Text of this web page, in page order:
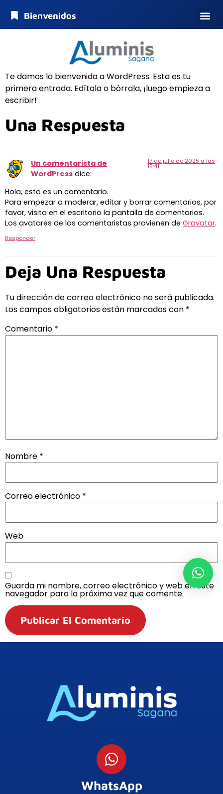
Bienvenidos
Te damos la bienvenida a WordPress. Esta es tu
primera entrada. Edítala o bórrala, ¡luego empieza a
escribir!
Una Respuesta
Un comentarista de
WordPress dice:
17 de julio de 2025 a las
15:41
Hola, esto es un comentario.
Para empezar a moderar, editar y borrar comentarios, por
favor, visita en el escritorio la pantalla de comentarios.
Los avatares de los comentaristas provienen de Gravatar.
Responder
Deja Una Respuesta
Tu dirección de correo electrónico no será publicada.
Los campos obligatorios están marcados con *
Comentario *
Nombre *
Correo electrónico *
Web
Guarda mi nombre, correo electrónico y web en este
navegador para la próxima vez que comente.
WhatsApp